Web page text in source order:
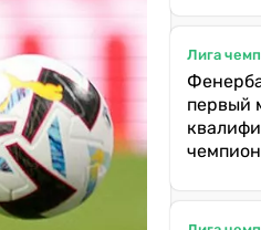
Лига
первый